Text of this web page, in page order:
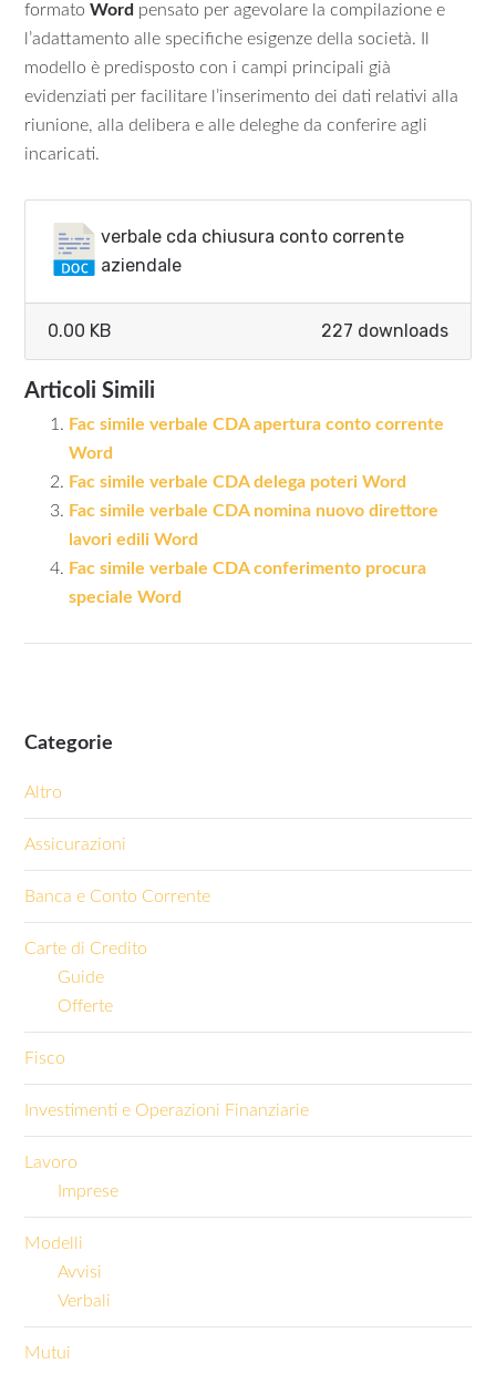
formatoWord pensato per agevolare la compilazione e
l’adattamento alle specifiche esigenze della società. Il
modello è predisposto con i campi principali già
evidenziati per facilitare l’inserimento dei dati relativi alla
riunione, alla delibera e alle deleghe da conferire agli
incaricati.
verbale cda chiusura conto corrente
aziendale​
227 downloads
0.00 KB
Articoli Simili
Fac simile verbale CDA apertura conto corrente​
Word
Fac simile verbale CDA delega poteri Word
Fac simile verbale CDA nomina nuovo direttore
lavori edili​ Word
Fac simile verbale CDA conferimento procura
speciale​ Word
Categorie
Altro
Assicurazioni
Banca e Conto Corrente
Carte di Credito
Guide
Offerte
Fisco
Investimenti e Operazioni Finanziarie
Lavoro
Imprese
Modelli
Avvisi
Verbali
Mutui